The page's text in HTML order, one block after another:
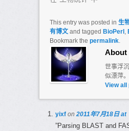
This entry was posted in 生
有博文and tagged BioPerl,
Bookmark the permalink.
About
世事浮
似漂萍。
View all
yixf on2011年7月18日 at
”Parsing BLAST and